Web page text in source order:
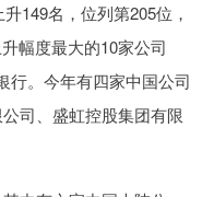
149名，位列第205位，
幅度最大的10家公司
行。今年有四家中国公司
司、盛虹控股集团有限